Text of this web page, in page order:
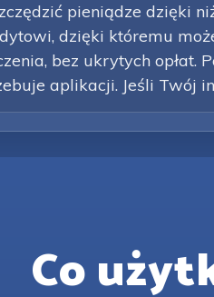
pieniądze dzięki
dzięki któremu
bez ukrytych opłat.
aplikacji. Jeśli Twój
Co